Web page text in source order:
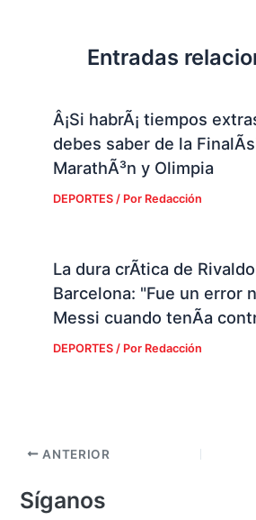
Entradas
Â¡Si habrÃ¡ tiempos
debes saber de la
MarathÃ³n y Olimpia
DEPORTES/ Por Redacción
La dura crÃ­tica de
Barcelona: "Fue un error
Messi cuando tenÃ­a
DEPORTES/ Por Redacción
ANTERIOR
Síganos